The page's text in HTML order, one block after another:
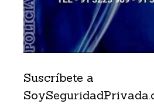
Suscríbete a